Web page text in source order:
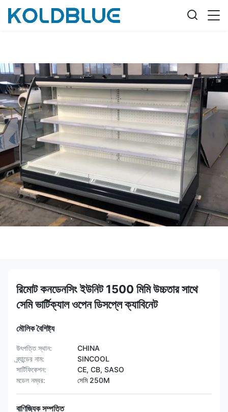
রিমোট কনডেনসিং ইউনিট 1500 মিমি উচ্চতার সাথে
সেমি ভার্টিক্যাল ওপেন ডিসপ্লে ক্যাবিনেট
মৌলিক বৈশিষ্ট্য
উৎপত্তি স্থান:
CHINA
ব্র্যান্ডের নাম:
SINCOOL
সার্টিফিকেশন:
CE, CB, SASO
মডেল নম্বর:
সেমি 250M
বাণিজ্যিক সম্পত্তি